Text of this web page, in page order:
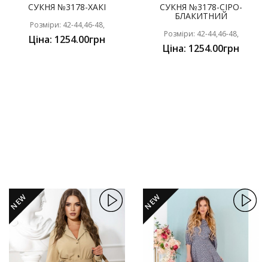
СУКНЯ №3178-ХАКІ
Розміри: 42-44,46-48,
Ціна: 1254.00грн
СУКНЯ №3178-СІРО-
БЛАКИТНИЙ
Розміри: 42-44,46-48,
Ціна: 1254.00грн
NEW NEW